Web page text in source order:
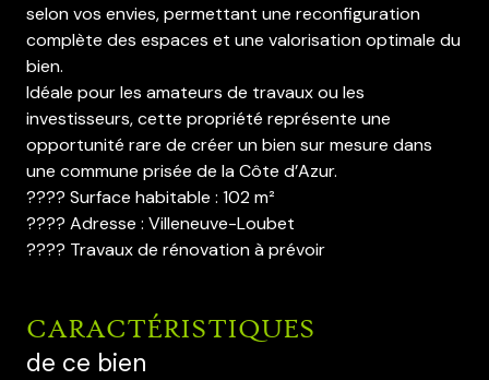
selon vos envies, permettant une reconfiguration
complète des espaces et une valorisation optimale du
bien.
Idéale pour les amateurs de travaux ou les
investisseurs, cette propriété représente une
opportunité rare de créer un bien sur mesure dans
une commune prisée de la Côte d’Azur.
???? Surface habitable : 102 m²
???? Adresse : Villeneuve-Loubet
???? Travaux de rénovation à prévoir
CARACTÉRISTIQUES
de ce bien